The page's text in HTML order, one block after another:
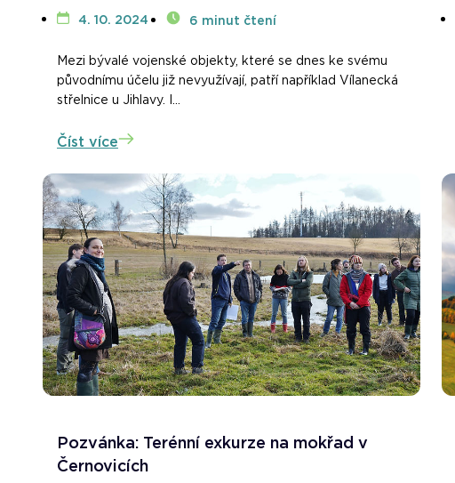
4. 10. 2024 6 minut čtení
Mezi bývalé vojenské objekty, které se dnes ke svému
původnímu účelu již nevyužívají, patří například Vílanecká
střelnice u Jihlavy. I...
Číst více
Pozvánka: Terénní exkurze na mokřad v
Černovicích